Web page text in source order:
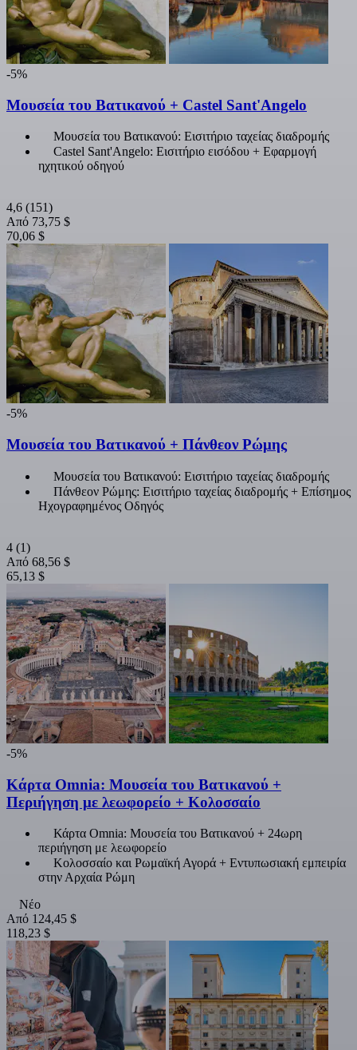
-5%
Μουσεία του Βατικανού + Castel Sant'Angelo
Μουσεία του Βατικανού: Εισιτήριο ταχείας διαδρομής
Castel Sant'Angelo: Εισιτήριο εισόδου + Εφαρμογή
ηχητικού οδηγού
4,6 (151)
Από 73,75 $
70,06 $
-5%
Μουσεία του Βατικανού + Πάνθεον Ρώμης
Μουσεία του Βατικανού: Εισιτήριο ταχείας διαδρομής
Πάνθεον Ρώμης: Εισιτήριο ταχείας διαδρομής + Επίσημος
Ηχογραφημένος Οδηγός
4 (1)
Από 68,56 $
65,13 $
-5%
Κάρτα Omnia: Μουσεία του Βατικανού +
Περιήγηση με λεωφορείο + Κολοσσαίο
Κάρτα Omnia: Μουσεία του Βατικανού + 24ωρη
περιήγηση με λεωφορείο
Κολοσσαίο και Ρωμαϊκή Αγορά + Εντυπωσιακή εμπειρία
στην Αρχαία Ρώμη
Νέο
Από 124,45 $
118,23 $